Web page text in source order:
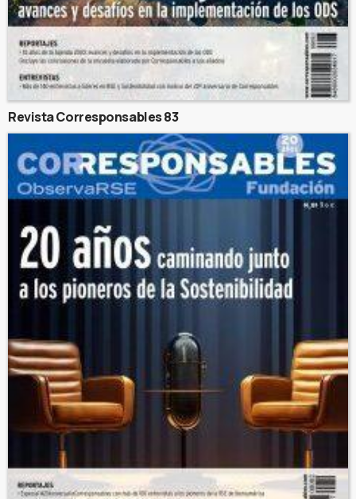
Revista Corresponsables 83